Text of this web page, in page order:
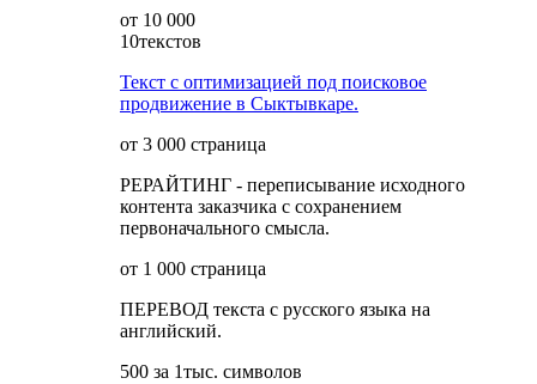
от 10 000
10текстов
Текст с оптимизацией под поисковое
продвижение в Сыктывкаре.
от 3 000 страница
РЕРАЙТИНГ - переписывание исходного
контента заказчика с сохранением
первоначального смысла.
от 1 000 страница
ПЕРЕВОД текста с русского языка на
английский.
500 за 1тыс. символов